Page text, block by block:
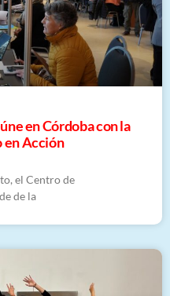
en Córdoba con la
en Acción
el Centro de
de la